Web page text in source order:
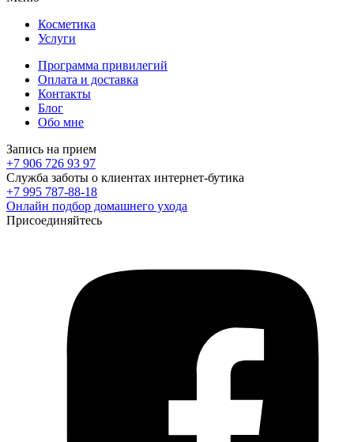
Косметика
Услуги
Программа привилегий
Оплата и доставка
Контакты
Блог
Обо мне
Запись на прием
+7 906 726 93 97
Служба заботы о клиентах интернет-бутика
+7 995 787-88-18
Онлайн подбор домашнего ухода
Присоединяйтесь